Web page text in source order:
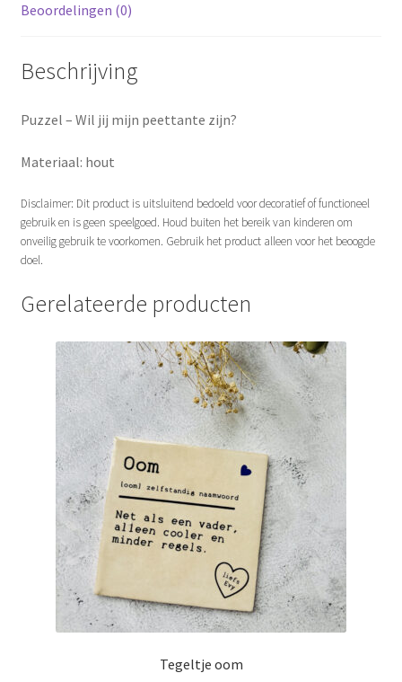
Beoordelingen (0)
Beschrijving
Puzzel – Wil jij mijn peettante zijn?
Materiaal: hout
Disclaimer: Dit product is uitsluitend bedoeld voor decoratief of functioneel
gebruik en is geen speelgoed. Houd buiten het bereik van kinderen om
onveilig gebruik te voorkomen. Gebruik het product alleen voor het beoogde
doel.
Gerelateerde producten
Tegeltje oom